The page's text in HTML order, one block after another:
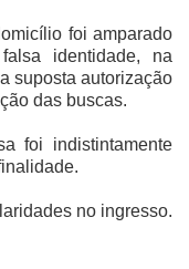
foi amparado
identidade, na
suposta autorização
das buscas.
foi indistintamente
no ingresso.